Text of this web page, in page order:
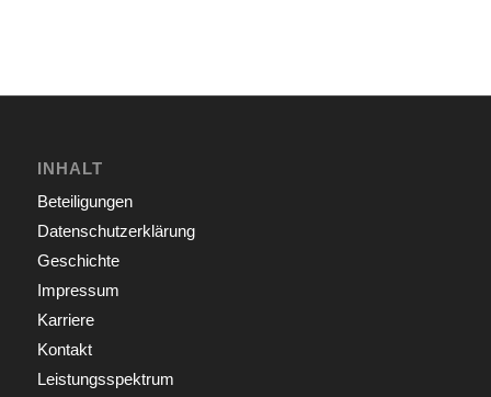
INHALT
Beteiligungen
Datenschutzerklärung
Geschichte
Impressum
Karriere
Kontakt
Leistungsspektrum